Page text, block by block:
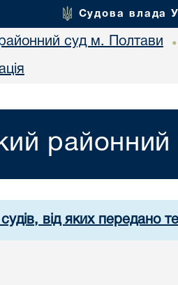
Судова влада
суд м. Полтави •
судів, від яких передано